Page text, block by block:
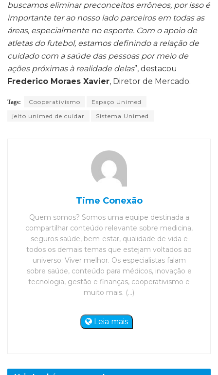
buscamos eliminar preconceitos errôneos, por isso é
importante ter ao nosso lado parceiros em todas as
áreas, especialmente no esporte. Com o apoio de
atletas do futebol, estamos definindo a relação de
cuidado com a saúde das pessoas por meio de
ações próximas à realidade delas”, destacou
Frederico Moraes Xavier, Diretor de Mercado.
Tags: Cooperativismo
Espaço Unimed
jeito unimed de cuidar
Sistema Unimed
Time Conexão
Quem somos? Somos uma equipe destinada a
compartilhar conteúdo relevante sobre medicina,
seguros saúde, bem-estar, qualidade de vida e
todos os demais temas que estejam voltados ao
universo: Viver melhor. Os especialistas falam
sobre saúde, conteúdo para médicos, inovação e
tecnologia, gestão e finanças, cooperativismo e
muito mais. (...)
Leia mais